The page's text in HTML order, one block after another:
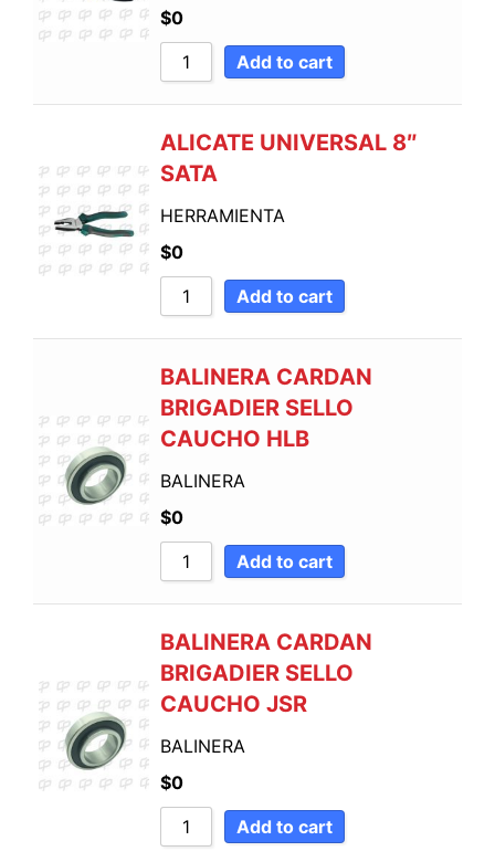
$0
Add to cart
ALICATE UNIVERSAL 8″
SATA
HERRAMIENTA
$0
Add to cart
BALINERA CARDAN
BRIGADIER SELLO
CAUCHO HLB
BALINERA
$0
Add to cart
BALINERA CARDAN
BRIGADIER SELLO
CAUCHO JSR
BALINERA
$0
Add to cart